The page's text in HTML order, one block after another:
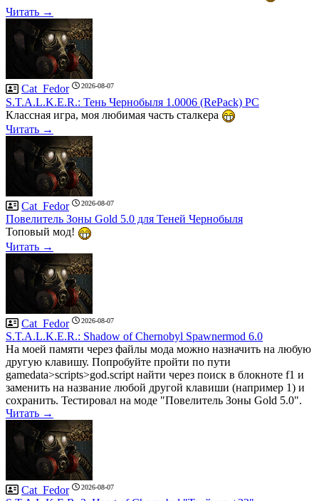
Читать →
Cat_Fedor 2026-08-07
S.T.A.L.K.E.R.: Тень Чернобыля 1.0006 (RePack) PC
Классная игра, моя любимая часть сталкера
Читать →
Cat_Fedor 2026-08-07
Повелитель Зоны Gold 5.0 для Теней Чернобыля
Топовый мод!
Читать →
Cat_Fedor 2026-08-07
S.T.A.L.K.E.R.: Shadow of Chernobyl Spawnermod 6.0
На моей памяти через файлы мода можно назначить на любую
другую клавишу. Попробуйте пройти по пути
gamedata>scripts>god.script найти через поиск в блокноте f1 и
заменить на название любой другой клавиши (например 1) и
сохранить. Тестировал на моде "Повелитель Зоны Gold 5.0".
Читать →
Cat_Fedor 2026-08-07